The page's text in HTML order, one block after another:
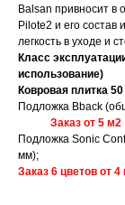
Balsan привносит в
Pilote2 и его
легкость в уходе и
Класс
использование)
Ковровая плитка
Подложка Bback
Заказ от 5 м2
Подложка Sonic
мм);
Заказ 6 цветов от